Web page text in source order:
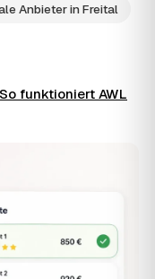
Anbieter in Freital
So funktioniert AWL